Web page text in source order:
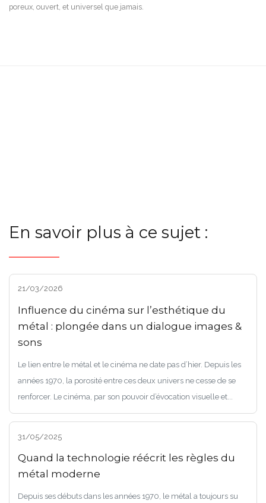
poreux, ouvert, et universel que jamais.
En savoir plus à ce sujet :
21/03/2026
Influence du cinéma sur l’esthétique du
métal : plongée dans un dialogue images &
sons
Le lien entre le métal et le cinéma ne date pas d’hier. Depuis les
années 1970, la porosité entre ces deux univers ne cesse de se
renforcer. Le cinéma, par son pouvoir d’évocation visuelle et...
31/05/2025
Quand la technologie réécrit les règles du
métal moderne
Depuis ses débuts dans les années 1970, le métal a toujours su